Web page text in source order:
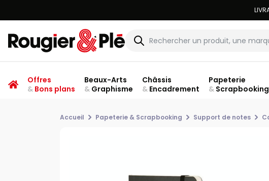
Offres
&Bons plans
Beaux-Arts
&Graphisme
Châssis
&Encadrement
Papeterie
&Scrapbooking
Accueil Papeterie & Scrapbooking Support de notes